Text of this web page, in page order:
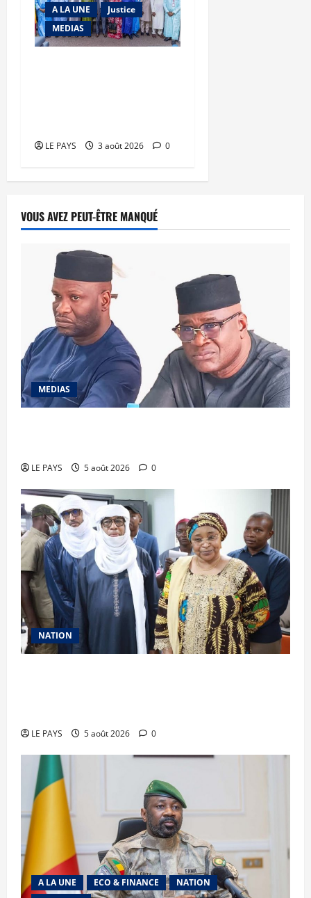
A LA UNE
Justice
MEDIAS
LE PAYS 3 août 2026 0
VOUS AVEZ PEUT-ÊTRE MANQUÉ
MEDIAS
LE PAYS 5 août 2026 0
NATION
LE PAYS 5 août 2026 0
A LA UNE ECO & FINANCE
NATION